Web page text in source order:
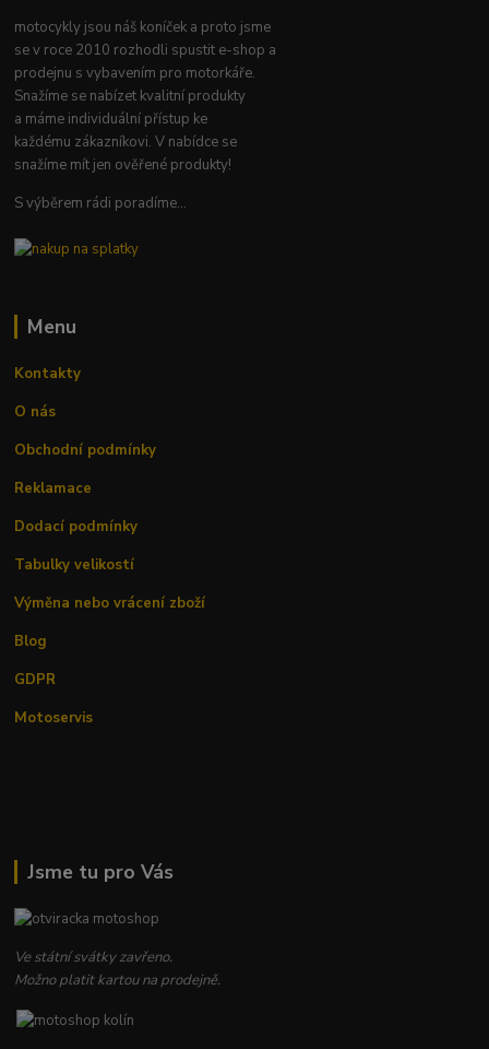
motocykly jsou náš koníček a proto jsme
se v roce 2010 rozhodli spustit e-shop a
prodejnu s vybavením pro motorkáře.
Snažíme se nabízet kvalitní produkty
a máme individuální přístup ke
každému zákazníkovi. V nabídce se
snažíme mít jen ověřené produkty!
S výběrem rádi poradíme...
Menu
Kontakty
O nás
Obchodní podmínky
Reklamace
Dodací podmínky
Tabulky velikostí
Výměna nebo vrácení zboží
Blog
GDPR
Motoservis
Jsme tu pro Vás
Ve státní svátky zavřeno.
Možno platit kartou na prodejně.